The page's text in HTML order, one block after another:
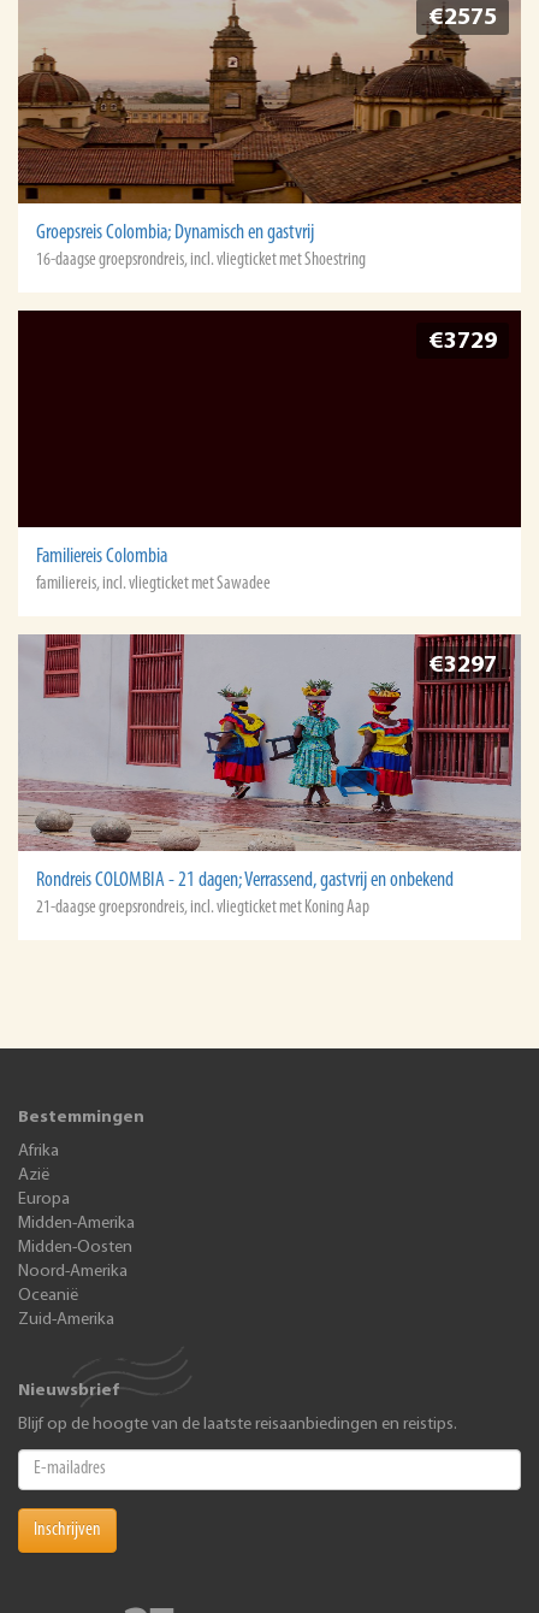
€2575
Groepsreis Colombia; Dynamisch en gastvrij
16-daagse groepsrondreis, incl. vliegticket met Shoestring
€3729
Familiereis Colombia
familiereis, incl. vliegticket met Sawadee
€3297
Rondreis COLOMBIA - 21 dagen; Verrassend, gastvrij en onbekend
21-daagse groepsrondreis, incl. vliegticket met Koning Aap
Bestemmingen
Afrika
Azië
Europa
Midden-Amerika
Midden-Oosten
Noord-Amerika
Oceanië
Zuid-Amerika
Nieuwsbrief
Blijf op de hoogte van de laatste reisaanbiedingen en reistips.
Inschrijven